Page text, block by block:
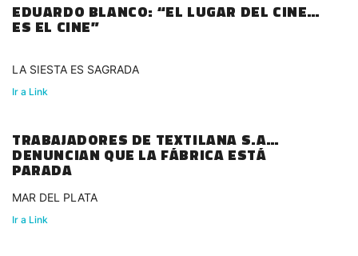
EDUARDO BLANCO: “EL LUGAR DEL CINE,
ES EL CINE”
LA SIESTA ES SAGRADA
Ir a Link
TRABAJADORES DE TEXTILANA S.A
DENUNCIAN QUE LA FÁBRICA ESTÁ
PARADA
MAR DEL PLATA
Ir a Link